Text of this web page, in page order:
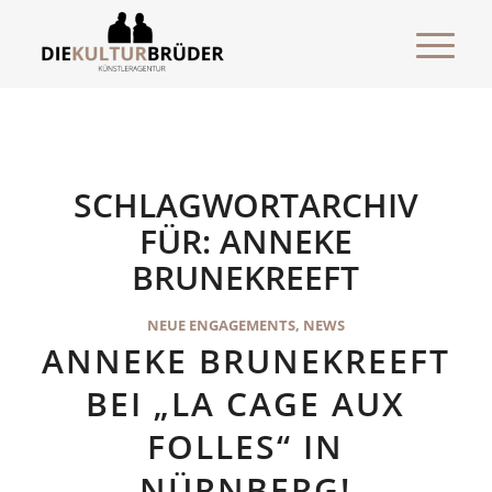
SCHLAGWORTARCHIV
FÜR: ANNEKE
BRUNEKREEFT
NEUE ENGAGEMENTS, NEWS
ANNEKE BRUNEKREEFT
BEI „LA CAGE AUX
FOLLES“ IN